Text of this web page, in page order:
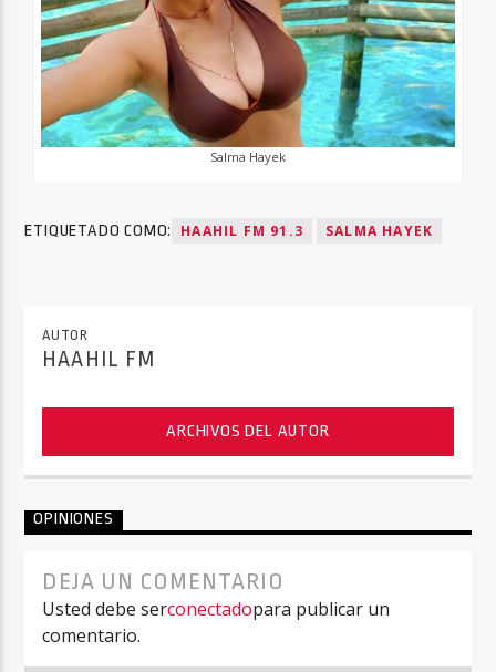
Salma Hayek
ETIQUETADO COMO: HAAHIL FM 91.3 SALMA HAYEK
AUTOR
HAAHIL FM
ARCHIVOS DEL AUTOR
OPINIONES
DEJA UN COMENTARIO
Usted debe serconectadopara publicar un
comentario.